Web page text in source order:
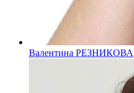
Валентина РЕЗНИКОВА